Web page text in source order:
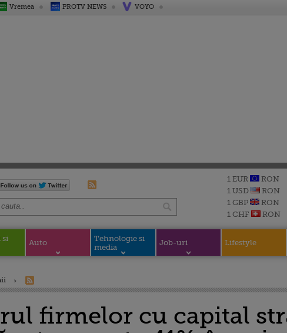
Vremea PROTV NEWS VOYO
1 EUR
RON
1 USD
RON
1 GBP
RON
1 CHF
RON
si
Auto
Tehnologie si
media
Job-uri Lifestyle
firmelor cu capital